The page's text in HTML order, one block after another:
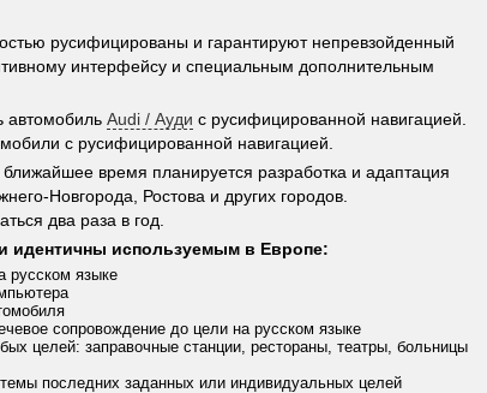
русифицированы и гарантируют непревзойденный
интерфейсу и специальным дополнительным
автомобиль Audi / Ауди с русифицированной навигацией.
с русифицированной навигацией.
ближайшее время планируется разработка и адаптация
Новгорода, Ростова и других городов.
два раза в год.
идентичны используемым в Европе:
русском языке
сопровождение до цели на русском языке
целей: заправочные станции, рестораны, театры, больницы
последних заданных или индивидуальных целей